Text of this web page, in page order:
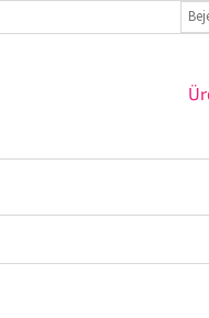
VISSZAKÜLDÉS ÉS